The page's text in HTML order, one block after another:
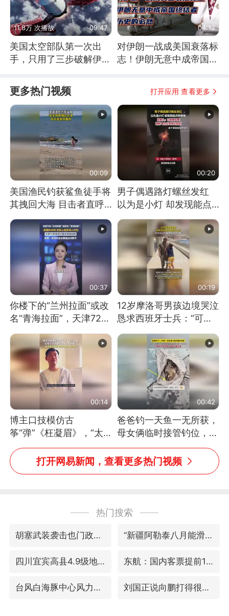
11.8万 次播放 09:47
美国太空部队第一次出
手，只用了三步破解伊朗
04:12
对伊朗一战成美国衰落标
志！伊朗无意中成帝国终
更多热门视频 打开应用 查看更多
00:09
美国渔民钓获鲨鱼徒手将
其拽回大海 目击者直呼
震惊 （视频来源：参考
消息）
00:20
男子偶遇路灯螺丝发红
以为是小灯 却发现能点
燃香烟 当事人：已报警
处理
00:37
你楼下的“兰州拉面”或改
名“青海拉面”，天津72家
面馆已集体更换招牌
00:19
12岁摩洛哥男孩边境哭泣
恳求西班牙士兵：“可不
可以不要把我遣返回国”
00:14
博主口技模仿古
筝“弹”《枉凝眉》，“太
像了～你是吃古筝长大的
吗？”“或将成为首位考级
不带古筝的选手。”（来
00:42
爸爸钓一天鱼一无所获，
母女俩临时接管钓位，用
玩具鱼竿钓上大鱼
打开网易新闻，查看更多热门视频
热门搜索
胡塞武装袭击也门政府军军营 “新疆阿勒泰八月能滑雪”不实
四川宜宾高县4.9级地震致1死 东航：国内客票提前14天免费退改
台风白海豚中心风力增强 刘国正说向鹏打得很窝囊